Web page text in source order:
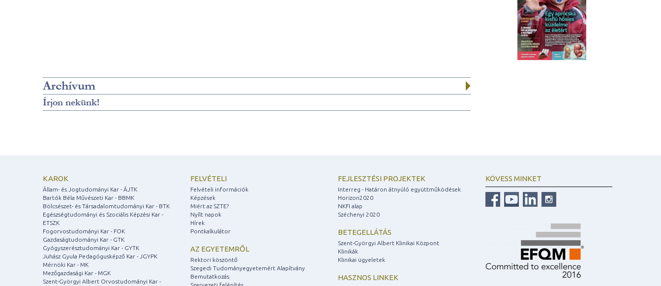
Archívum
Írjon nekünk!
KAROK
Állam- és Jogtudományi Kar - ÁJTK
Bartók Béla Művészeti Kar - BBMK
Bölcsészet- és Társadalomtudományi Kar - BTK
Egészségtudományi és Szociális Képzési Kar -
ETSZK
Fogorvostudományi Kar - FOK
Gazdaságtudományi Kar - GTK
Gyógyszerésztudományi Kar - GYTK
Juhász Gyula Pedagógusképző Kar - JGYPK
Mérnöki Kar - MK
Mezőgazdasági Kar - MGK
Szent-Györgyi Albert Orvostudományi Kar -
FELVÉTELI
Felvételi információk
Képzések
Miért az SZTE?
Nyílt napok
Hírek
Pontkalkulátor
AZ EGYETEMRŐL
Rektori köszöntő
Szegedi Tudományegyetemért Alapítvány
Bemutatkozás
FEJLESZTÉSI PROJEKTEK
Interreg - Határon átnyúló együttműködések
Horizon2020
NKFI alap
Széchenyi 2020
BETEGELLÁTÁS
Szent-Györgyi Albert Klinikai Központ
Klinikák
Klinikai ügyeletek
HASZNOS LINKEK
KÖVESS MINKET